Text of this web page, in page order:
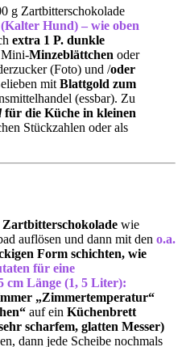
g Zartbitterschokolade
Hund) – wie oben
extra 1 P. dunkle
Mini-Minzeblättchen oder
(Foto) und /oder
mit Blattgold zum
(essbar). Zu
für die Küche in kleinen
Stückzahlen oder als
wie
auflösen und dann mit den o.a.
Form schichten, wie
für eine
cm Länge (1, 5 Liter):
„Zimmertemperatur“
auf ein Küchenbrett
scharfem, glatten Messer)
dann jede Scheibe nochmals